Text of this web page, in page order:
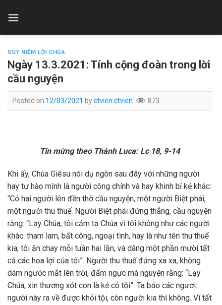
SUY NIỆM LỜI CHÚA
Ngày 13.3.2021: Tính cộng đoàn trong lời
cầu nguyện
Posted on 12/03/2021 byctvien ctvien 873
Tin mừng theo Thánh Luca: Lc 18, 9-14
Khi ấy, Chúa Giêsu nói dụ ngôn sau đây với những người
hay tự hào mình là người công chính và hay khinh bỉ kẻ khác:
“Có hai người lên đền thờ cầu nguyện, một người Biệt phái,
một người thu thuế. Người Biệt phái đứng thẳng, cầu nguyện
rằng: “Lạy Chúa, tôi cảm tạ Chúa vì tôi không như các người
khác: tham lam, bất công, ngoại tình, hay là như tên thu thuế
kia; tôi ăn chay mỗi tuần hai lần, và dâng một phần mười tất
cả các hoa lợi của tôi”. Người thu thuế đứng xa xa, không
dám ngước mắt lên trời, đấm ngực mà nguyện rằng: “Lạy
Chúa, xin thương xót con là kẻ có tội”. Ta bảo các ngươi:
người này ra về được khỏi tội, còn người kia thì không. Vì tất